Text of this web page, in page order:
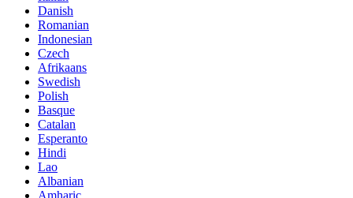
Danish
Romanian
Indonesian
Czech
Afrikaans
Swedish
Polish
Basque
Catalan
Esperanto
Hindi
Lao
Albanian
Amharic